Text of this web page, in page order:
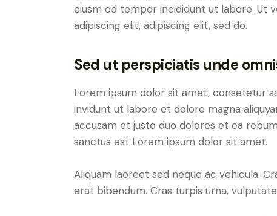
eiusm od tempor incididunt ut labore. Ut
adipiscing elit, adipiscing elit, sed do.
Sed ut perspiciatis unde
Lorem ipsum dolor sit amet, consetetur
invidunt ut labore et dolore magna
accusam et justo duo dolores et ea
sanctus est Lorem ipsum dolor sit amet.
Aliquam laoreet sed neque ac vehicula.
erat bibendum. Cras turpis urna,